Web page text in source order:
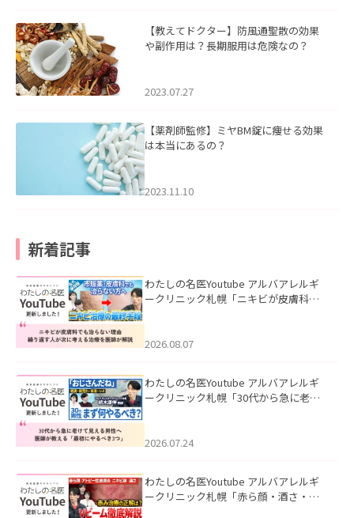
【教えてドクター】防風通聖散の効果
や副作用は？長期服用は危険なの？
2023.07.27
【薬剤師監修】ミヤBM錠に痩せる効果
は本当にあるの？
2023.11.10
新着記事
わたしの名医Youtube アルバアレルギ
ークリニック札幌「ニキビが皮膚科で
ました。
2026.08.07
わたしの名医Youtube アルバアレルギ
ークリニック札幌「30代から急に老け
た。
2026.07.24
わたしの名医Youtube アルバアレルギ
ークリニック札幌「赤ら顔・酒さ・ニ